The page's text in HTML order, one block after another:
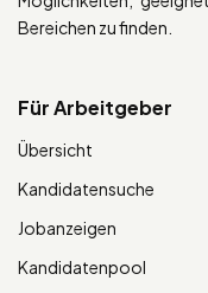
Bereichen zu finden.
Für Arbeitgeber
Übersicht
Kandidatensuche
Jobanzeigen
Kandidatenpool